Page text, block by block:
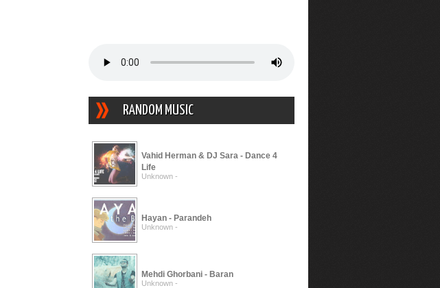
RANDOM MUSIC
Vahid Herman & DJ Sara - Dance 4
Life
Unknown -
Hayan - Parandeh
Unknown -
Mehdi Ghorbani - Baran
Unknown -